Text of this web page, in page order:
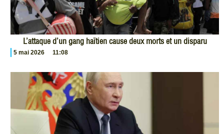
L’attaque d’un gang haïtien cause deux morts et un disparu
5 mai 2026 11:08